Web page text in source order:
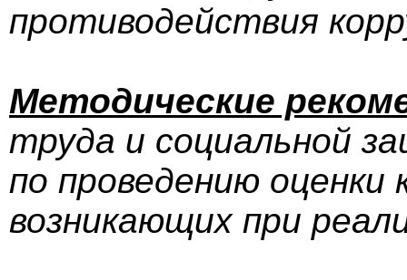
противодействия
Методические
труда и социальной
по проведению оценки
возникающих при